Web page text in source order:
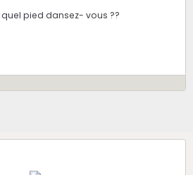
quel pied dansez- vous ??